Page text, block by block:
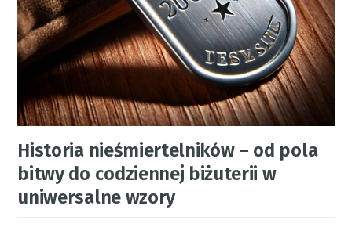
Historia nieśmiertelników – od pola
bitwy do codziennej biżuterii w
uniwersalne wzory